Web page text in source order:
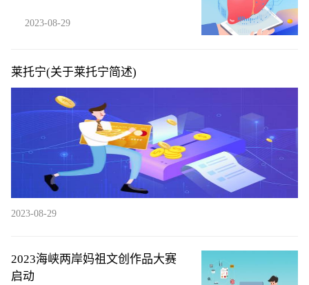
2023-08-29
莱托宁(关于莱托宁简述)
2023-08-29
2023海峡两岸妈祖文创作品大赛
启动